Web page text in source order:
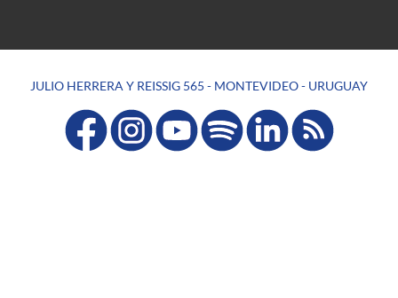
JULIO HERRERA Y REISSIG 565 - MONTEVIDEO - URUGUAY